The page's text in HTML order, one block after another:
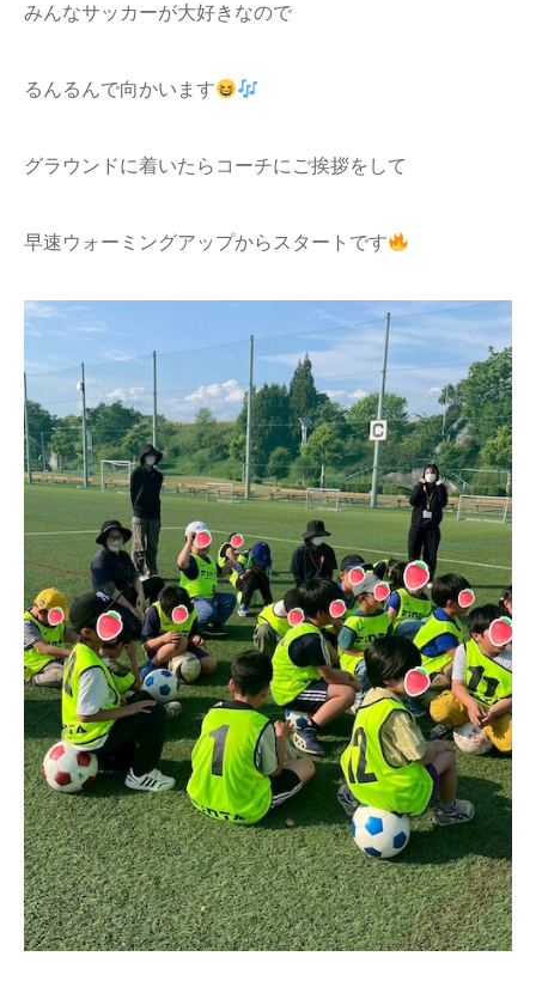
みんなサッカーが大好きなので
るんるんで向かいます
グラウンドに着いたらコーチにご挨拶をして
早速ウォーミングアップからスタートです